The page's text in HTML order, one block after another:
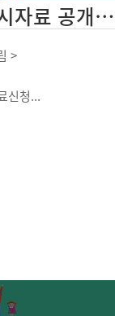
2024 퇴원손상통계」 및 원시자료 공개 ...
>
신청...